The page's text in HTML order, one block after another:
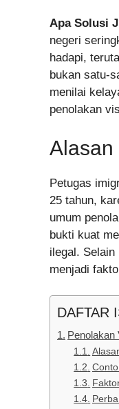
Apa Solusi
negeri
hadapi,
bukan satu-
menilai
penolakan
Alasan
Petugas
25 tahun,
umum
bukti kuat
ilegal.
menjadi
DAFTAR
Penolakan